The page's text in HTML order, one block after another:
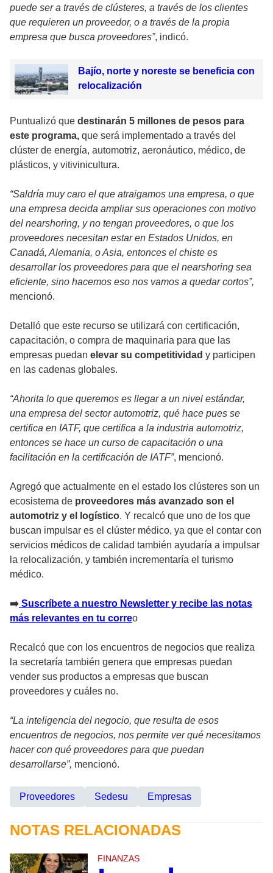
puede ser a través de clústeres, a través de los clientes
que requieren un proveedor, o a través de la propia
empresa que busca proveedores”, indicó.
Bajío, norte y noreste se beneficia con
relocalización
Puntualizó que destinarán 5 millones de pesos para
este programa, que será implementado a través del
clúster de energía, automotriz, aeronáutico, médico, de
plásticos, y vitivinicultura.
“Saldría muy caro el que atraigamos una empresa, o que
una empresa decida ampliar sus operaciones con motivo
del nearshoring, y no tengan proveedores, o que los
proveedores necesitan estar en Estados Unidos, en
Canadá, Alemania, o Asia, entonces el chiste es
desarrollar los proveedores para que el nearshoring sea
eficiente, sino hacemos eso nos vamos a quedar cortos”,
mencionó.
Detalló que este recurso se utilizará con certificación,
capacitación, o compra de maquinaria para que las
empresas puedan elevar su competitividad y participen
en las cadenas globales.
“Ahorita lo que queremos es llegar a un nivel estándar,
una empresa del sector automotriz, qué hace pues se
certifica en IATF, que certifica a la industria automotriz,
entonces se hace un curso de capacitación o una
facilitación en la certificación de IATF”, mencionó.
Agregó que actualmente en el estado los clústeres son un
ecosistema de proveedores más avanzado son el
automotriz y el logístico. Y recalcó que uno de los que
buscan impulsar es el clúster médico, ya que el contar con
servicios médicos de calidad también ayudaría a impulsar
la relocalización, y también incrementaría el turismo
médico.
➡ Suscríbete a nuestro Newsletter y recibe las notas
más relevantes en tu correo
Recalcó que con los encuentros de negocios que realiza
la secretaría también genera que empresas puedan
vender sus productos a empresas que buscan
proveedores y cuáles no.
“La inteligencia del negocio, que resulta de esos
encuentros de negocios, nos permite ver qué necesitamos
hacer con qué proveedores para que puedan
desarrollarse”, mencionó.
Proveedores Sedesu Empresas
NOTAS RELACIONADAS
FINANZAS